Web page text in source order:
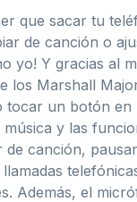
que sacar tu
de canción o
yo! Y gracias al
los Marshall
tocar un botón en
y las
de canción,
Además, el